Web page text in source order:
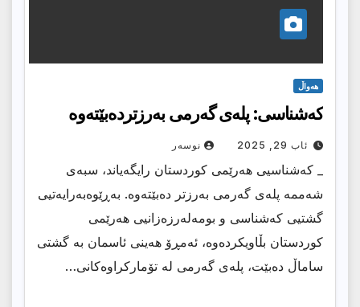
هەواڵ
کەشناسی: پلەی گەرمی بەرزتردەبێتەوە
ئاب 29, 2025 نوسەر
_ کەشناسیی هەرێمی کوردستان رایگەیاند، سبەی
شەممە پلەی گەرمی بەرزتر دەبێتەوە. بەڕێوەبەرایەتیی
گشتیی کەشناسی و بومەلەرزەزانیی هەرێمی
کوردستان بڵاویکردەوە، ئەمڕۆ هەینی ئاسمان بە گشتی
ساماڵ دەبێت، پلەی گەرمی لە تۆمارکراوەکانی…